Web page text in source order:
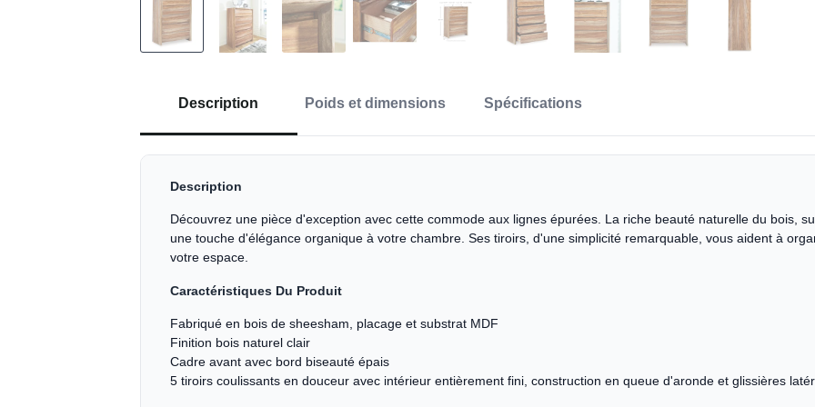
Description Poids et dimensions Spécifications
Description
Découvrez une pièce d'exception avec cette commode aux lignes épurées. La riche beauté naturelle du bois,
une touche d'élégance organique à votre chambre. Ses tiroirs, d'une simplicité remarquable, vous aident à
votre espace.
Caractéristiques Du Produit
Fabriqué en bois de sheesham, placage et substrat MDF
Finition bois naturel clair
Cadre avant avec bord biseauté épais
5 tiroirs coulissants en douceur avec intérieur entièrement fini, construction en queue d'aronde et glissières